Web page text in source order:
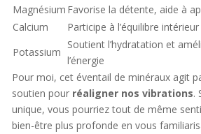
Magnésium Favorise la détente, aide à
Calcium
Participe à l’équilibre
Potassium
Soutient l’hydratation et
l’énergie
Pour moi, cet éventail de minéraux agit
soutien pour réaligner nos vibrations.
unique, vous pourriez tout de même
bien-être plus profonde en vous